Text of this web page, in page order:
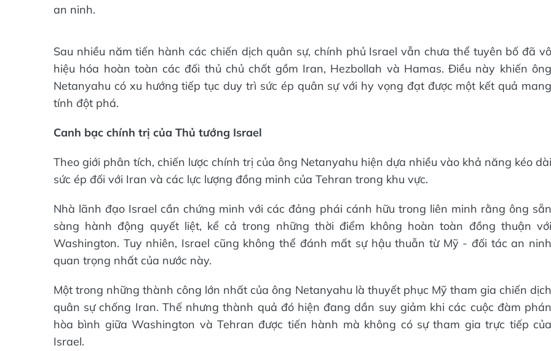
an ninh.
Sau nhiều năm tiến hành các chiến dịch quân sự, chính phủ Israel vẫn chưa thể tuyên bố đã vô
hiệu hóa hoàn toàn các đối thủ chủ chốt gồm Iran, Hezbollah và Hamas. Điều này khiến ông
Netanyahu có xu hướng tiếp tục duy trì sức ép quân sự với hy vọng đạt được một kết quả mang
tính đột phá.
Canh bạc chính trị của Thủ tướng Israel
Theo giới phân tích, chiến lược chính trị của ông Netanyahu hiện dựa nhiều vào khả năng kéo dài
sức ép đối với Iran và các lực lượng đồng minh của Tehran trong khu vực.
Nhà lãnh đạo Israel cần chứng minh với các đảng phái cánh hữu trong liên minh rằng ông sẵn
sàng hành động quyết liệt, kể cả trong những thời điểm không hoàn toàn đồng thuận với
Washington. Tuy nhiên, Israel cũng không thể đánh mất sự hậu thuẫn từ Mỹ - đối tác an ninh
quan trọng nhất của nước này.
Một trong những thành công lớn nhất của ông Netanyahu là thuyết phục Mỹ tham gia chiến dịch
quân sự chống Iran. Thế nhưng thành quả đó hiện đang dần suy giảm khi các cuộc đàm phán
hòa bình giữa Washington và Tehran được tiến hành mà không có sự tham gia trực tiếp của
Israel.